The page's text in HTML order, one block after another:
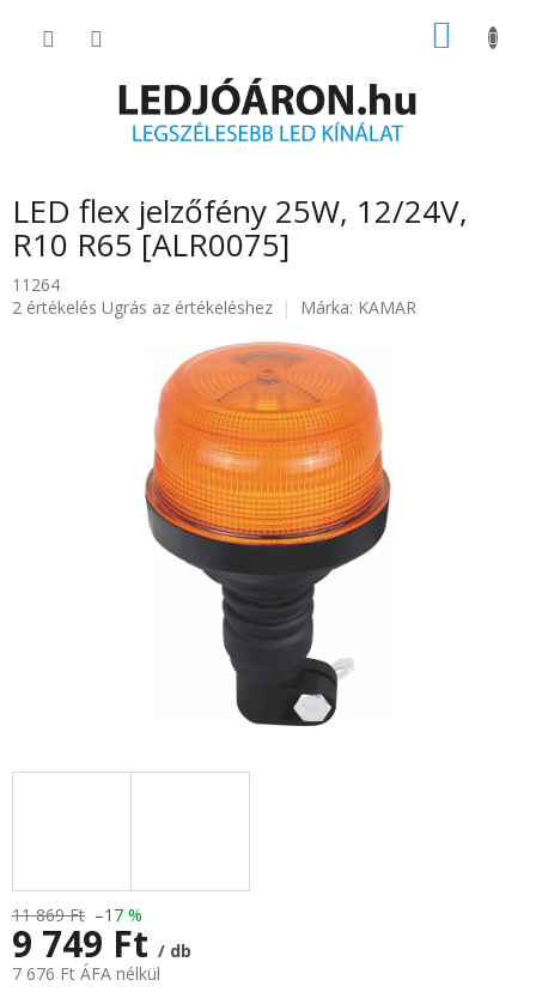
KOSÁR
LED flex jelzőfény 25W, 12/24V,
R10 R65 [ALR0075]
11264
A
2 értékelés Ugrás az értékeléshez Márka: KAMAR
11 869 Ft –17 %
9 749 Ft / db
7 676 Ft ÁFA nélkül